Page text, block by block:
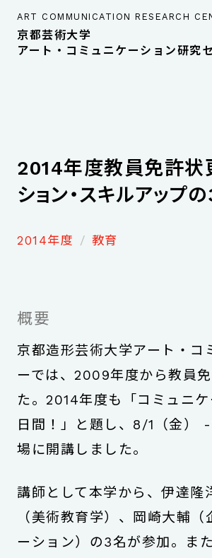
ART COMMUNICATION RESEARCH
京都芸術大学
アート・コミュニケーション研究
2014年度教員免許状
ション・スキルアップ
2014年度 教育
概要
京都造形芸術大学アート・
ーでは、2009年度から教員
た。2014年度も「コミュニ
日間！」と題し、8/1（金）
場に開講しました。
講師として本学から、伊達隆
（美術教育学）、岡崎大輔
ーション）の3名が参加。ま